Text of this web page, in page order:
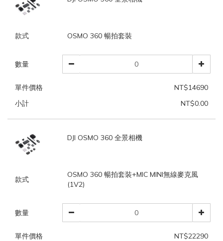
款式 OSMO 360 暢拍套裝
數量
單件價格
NT$14690
小計
NT$0.00
DJI OSMO 360 全景相機
款式
OSMO 360 暢拍套裝+MIC MINI無線麥克風
(1V2)
數量
單件價格
NT$22290